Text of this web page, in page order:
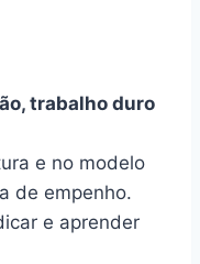
trabalho duro
e no modelo
de empenho.
e aprender